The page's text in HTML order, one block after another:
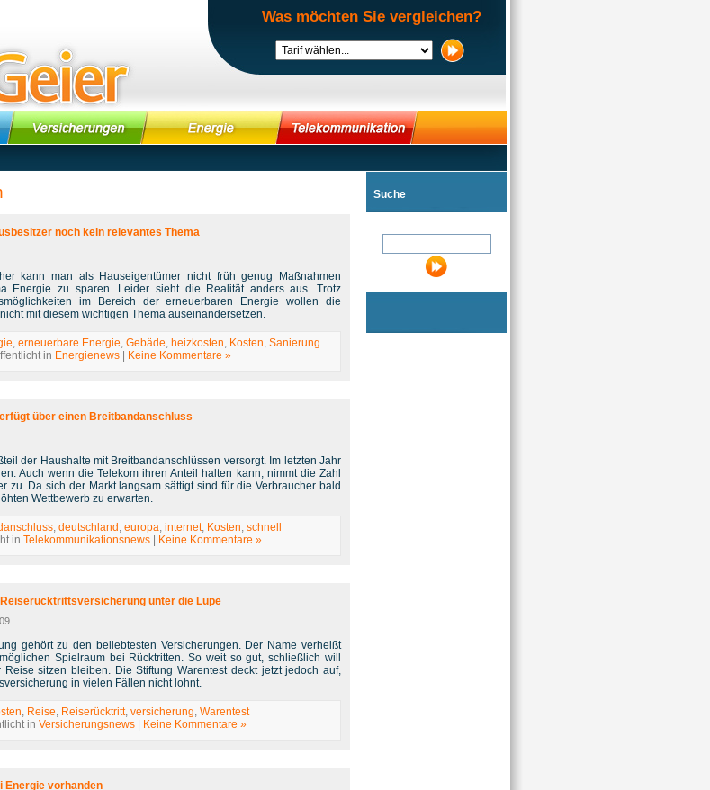
Was möchten Sie vergleichen?
noch kein relevantes Thema
kann man als Hauseigentümer nicht früh genug Maßnahmen
Energie zu sparen. Leider sieht die Realität anders aus. Trotz
im Bereich der erneuerbaren Energie wollen die
mit diesem wichtigen Thema auseinandersetzen.
, erneuerbare Energie, Gebäde, heizkosten, Kosten, Sanierung
in Energienews| Keine Kommentare »
über einen Breitbandanschluss
der Haushalte mit Breitbandanschlüssen versorgt. Im letzten Jahr
Auch wenn die Telekom ihren Anteil halten kann, nimmt die Zahl
zu. Da sich der Markt langsam sättigt sind für die Verbraucher bald
Wettbewerb zu erwarten.
, deutschland , europa, internet, Kosten, schnell
in Telekommunikationsnews Keine Kommentare »
unter die Lupe
gehört zu den beliebtesten Versicherungen. Der Name verheißt
Spielraum bei Rücktritten. So weit so gut, schließlich will
sitzen bleiben. Die Stiftung Warentest deckt jetzt jedoch auf,
in vielen Fällen nicht lohnt.
, Reise, Reiserücktritt, versicherung, Warentest
in Versicherungsnews Keine Kommentare »
Energie vorhanden
Suche